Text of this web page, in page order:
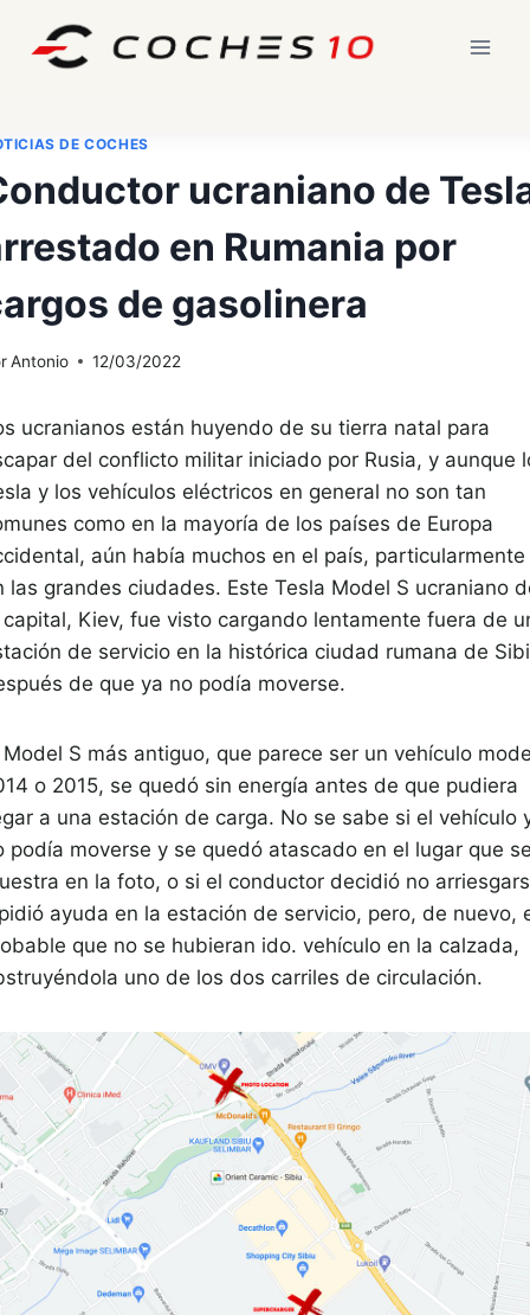
DE COCHES
ucraniano de
en Rumania por
de gasolinera
Antonio 12/03/2022
ucranianos están huyendo de su tierra natal para
del conflicto militar iniciado por Rusia, y aunque
y los vehículos eléctricos en general no son tan
como en la mayoría de los países de Europa
aún había muchos en el país, particularmente
las grandes ciudades. Este Tesla Model S ucraniano
Kiev, fue visto cargando lentamente fuera de
de servicio en la histórica ciudad rumana de
de que ya no podía moverse.
Model S más antiguo, que parece ser un vehículo
o 2015, se quedó sin energía antes de que pudiera
a una estación de carga. No se sabe si el vehículo
podía moverse y se quedó atascado en el lugar que
en la foto, o si el conductor decidió no
ayuda en la estación de servicio, pero, de nuevo,
que no se hubieran ido. vehículo en la calzada,
uno de los dos carriles de circulación.